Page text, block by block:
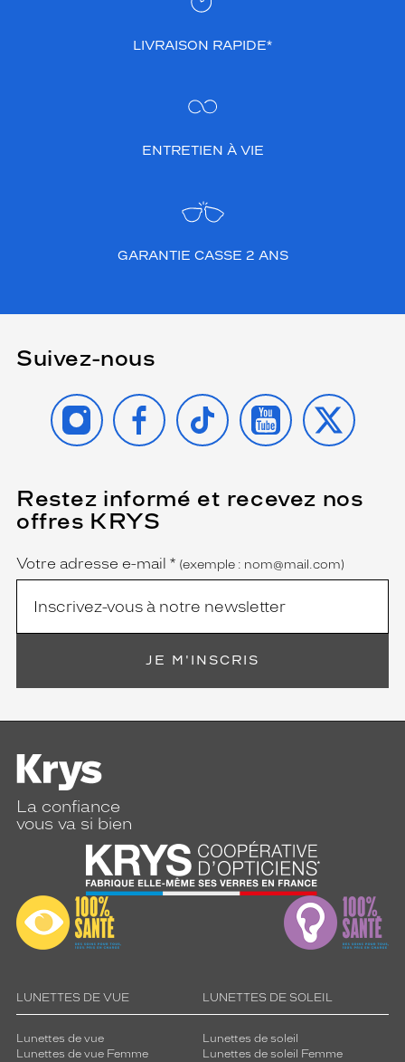
LIVRAISON RAPIDE*
ENTRETIEN À VIE
GARANTIE CASSE 2 ANS
Suivez-nous
INSTAGRAMFACEBOOK
TIKTOK YOUTUBE
X
Restez informé et recevez nos
offres KRYS
Name
Votre adresse e-mail *
(Ce
champ
est
(exemple : nom@mail.com)
JE M'INSCRIS
La confiance
vous va si bien
LUNETTES DE VUE
Lunettes de vue
Lunettes de vue Femme
LUNETTES DE SOLEIL
Lunettes de soleil
Lunettes de soleil Femme